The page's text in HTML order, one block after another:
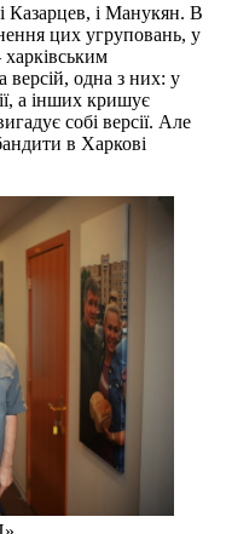
Казарцев, і Манукян. В
цих угруповань, у
одна з них: у
а інших кришує
собі версії. Але
в Харкові